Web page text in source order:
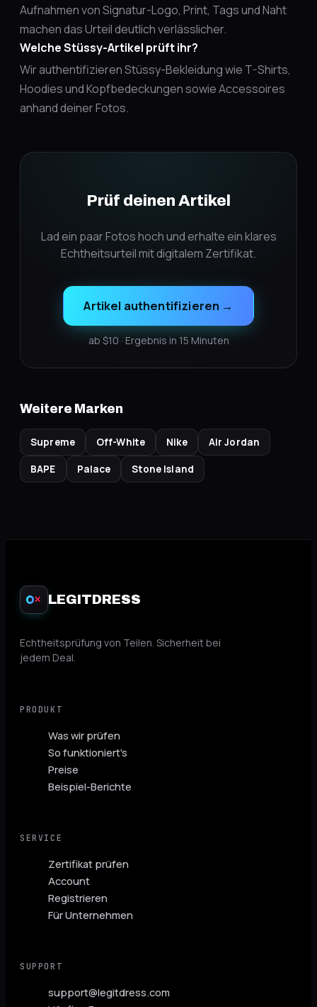
Aufnahmen von Signatur-Logo, Print, Tags und Naht
machen das Urteil deutlich verlässlicher.
Welche Stüssy-Artikel prüft ihr?
Wir authentifizieren Stüssy-Bekleidung wie T-Shirts,
Hoodies und Kopfbedeckungen sowie Accessoires
anhand deiner Fotos.
Prüf deinen Artikel
Lad ein paar Fotos hoch und erhalte ein klares
Echtheitsurteil mit digitalem Zertifikat.
Artikel authentifizieren →
ab $10 · Ergebnis in 15 Minuten
Weitere Marken
Supreme Off-White Nike Air Jordan
BAPE Palace Stone Island
✕ LEGITDRESS
Echtheitsprüfung von Teilen. Sicherheit bei
jedem Deal.
PRODUKT
Was wir prüfen
So funktioniert's
Preise
Beispiel-Berichte
SERVICE
Zertifikat prüfen
Account
Registrieren
Für Unternehmen
SUPPORT
support@legitdress.com